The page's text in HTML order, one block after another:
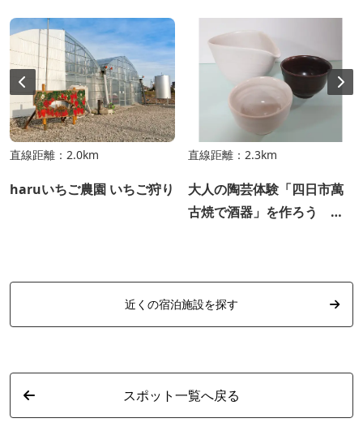
直線距離：2.0km
haruいちご農園 いちご狩り
直線距離：2.3km
大人の陶芸体験「四日市萬
古焼で酒器」を作ろう ～
近くの宿泊施設を探す
スポット一覧へ戻る